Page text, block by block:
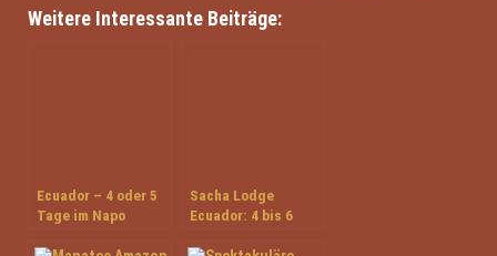
Weitere Interessante Beiträge:
Ecuador – 4 oder 5
Tage im Napo
Sacha Lodge
Ecuador: 4 bis 6